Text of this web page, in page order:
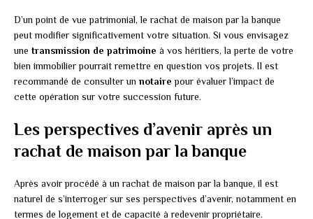
D’un point de vue patrimonial, le rachat de maison par la banque
peut modifier significativement votre situation. Si vous envisagez
une transmission de patrimoine à vos héritiers, la perte de votre
bien immobilier pourrait remettre en question vos projets. Il est
recommandé de consulter un notaire pour évaluer l’impact de
cette opération sur votre succession future.
Les perspectives d’avenir après un
rachat de maison par la banque
Après avoir procédé à un rachat de maison par la banque, il est
naturel de s’interroger sur ses perspectives d’avenir, notamment en
termes de logement et de capacité à redevenir propriétaire.